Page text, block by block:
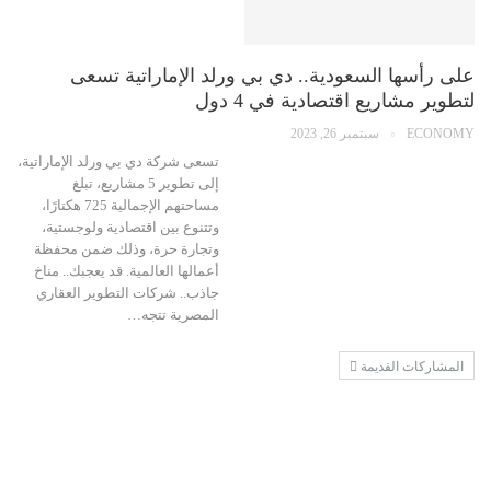
على رأسها السعودية.. دي بي ورلد الإماراتية تسعى
لتطوير مشاريع اقتصادية في 4 دول
ECONOMY سبتمبر 26, 2023
تسعى شركة دي بي ورلد الإماراتية،
إلى تطوير 5 مشاريع، تبلغ
مساحتهم الإجمالية 725 هكتارًا،
وتتنوع بين اقتصادية ولوجستية،
وتجارة حرة، وذلك ضمن محفظة
أعمالها العالمية. قد يعجبك.. مناخ
جاذب.. شركات التطوير العقاري
المصرية تتجه…
المشاركات القديمة